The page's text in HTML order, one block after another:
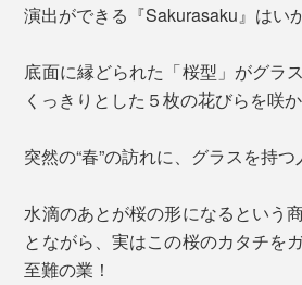
演出ができる『Sakurasaku』はい
底面に縁どられた「桜型」がグラ
くっきりとした５枚の花びらを咲か
突然の“春”の訪れに、グラスを持つ
水滴のあとが桜の形になるという
とながら、実はこの桜のカタチを
至難の業！